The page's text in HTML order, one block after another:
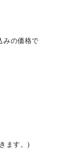
みの価格で
ます。)